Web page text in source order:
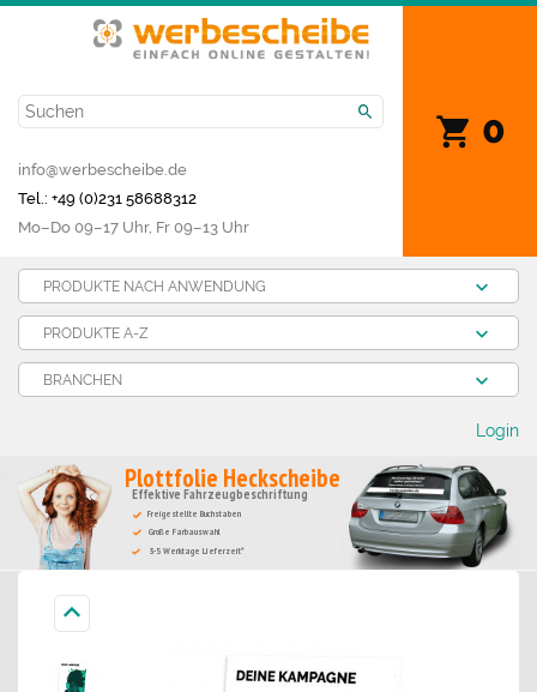
0
info@werbescheibe.de
Tel.: +49 (0)231 58688312
Mo­–Do 09–17 Uhr, Fr 09–13 Uhr
PRODUKTE NACH ANWENDUNG
PRODUKTE A-Z
BRANCHEN
Login
Plottfolie Heckscheibe
Effektive Fahrzeugbeschriftung
Freigestellte Buchstaben
Große Farbauswahl
3-5 Werktage Lieferzeit*